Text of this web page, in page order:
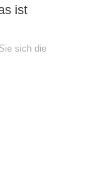
ist
sich die